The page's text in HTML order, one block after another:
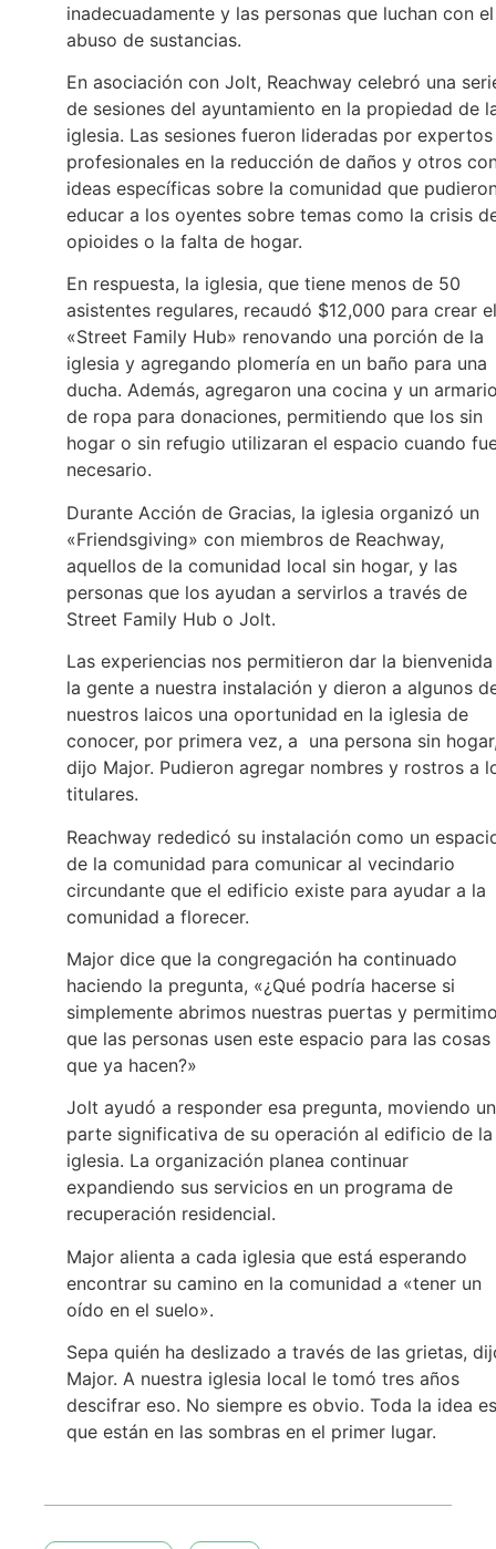
inadecuadamente y las personas que luchan con el
abuso de sustancias.
En asociación con Jolt, Reachway celebró una
de sesiones del ayuntamiento en la propiedad de
iglesia. Las sesiones fueron lideradas por
profesionales en la reducción de daños y otros
ideas específicas sobre la comunidad que
educar a los oyentes sobre temas como la crisis
opioides o la falta de hogar.
En respuesta, la iglesia, que tiene menos de 50
asistentes regulares, recaudó $12,000 para crear el
«Street Family Hub» renovando una porción de la
iglesia y agregando plomería en un baño para una
ducha. Además, agregaron una cocina y un
de ropa para donaciones, permitiendo que los sin
hogar o sin refugio utilizaran el espacio cuando
necesario.
Durante Acción de Gracias, la iglesia organizó un
«Friendsgiving» con miembros de Reachway,
aquellos de la comunidad local sin hogar, y las
personas que los ayudan a servirlos a través de
Street Family Hub o Jolt.
Las experiencias nos permitieron dar la
la gente a nuestra instalación y dieron a algunos
nuestros laicos una oportunidad en la iglesia de
conocer, por primera vez, a una persona sin
dijo Major. Pudieron agregar nombres y rostros a
titulares.
Reachway rededicó su instalación como un
de la comunidad para comunicar al vecindario
circundante que el edificio existe para ayudar a la
comunidad a florecer.
Major dice que la congregación ha continuado
haciendo la pregunta, «¿Qué podría hacerse si
simplemente abrimos nuestras puertas y
que las personas usen este espacio para las cosas
que ya hacen?»
Jolt ayudó a responder esa pregunta, moviendo
parte significativa de su operación al edificio de la
iglesia. La organización planea continuar
expandiendo sus servicios en un programa de
recuperación residencial.
Major alienta a cada iglesia que está esperando
encontrar su camino en la comunidad a «tener un
oído en el suelo».
Sepa quién ha deslizado a través de las grietas,
Major. A nuestra iglesia local le tomó tres años
descifrar eso. No siempre es obvio. Toda la idea es
que están en las sombras en el primer lugar.